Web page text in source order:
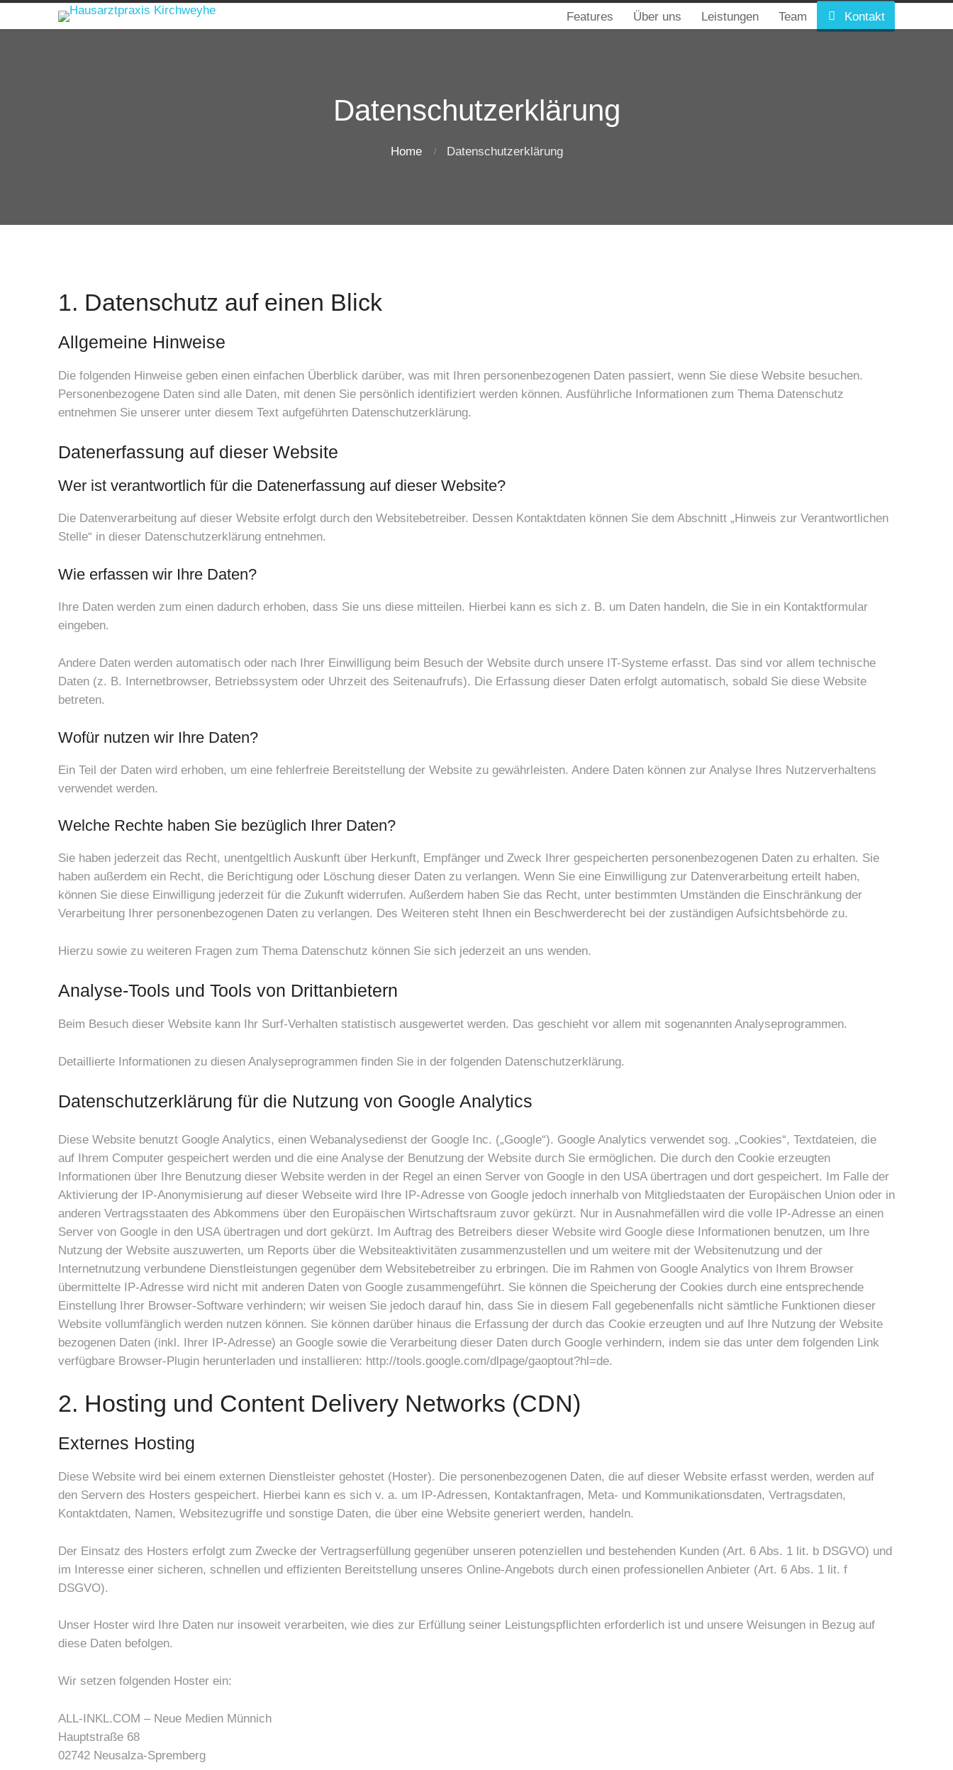
Features Über uns Leistungen Team  Kontakt
Datenschutzerklärung
Home Datenschutzerklärung
1. Datenschutz auf einen Blick
Allgemeine Hinweise
Die folgenden Hinweise geben einen einfachen Überblick darüber, was mit Ihren personenbezogenen Daten passiert, wenn Sie diese Website besuchen.
Personenbezogene Daten sind alle Daten, mit denen Sie persönlich identifiziert werden können. Ausführliche Informationen zum Thema Datenschutz
entnehmen Sie unserer unter diesem Text aufgeführten Datenschutzerklärung.
Datenerfassung auf dieser Website
Wer ist verantwortlich für die Datenerfassung auf dieser Website?
Die Datenverarbeitung auf dieser Website erfolgt durch den Websitebetreiber. Dessen Kontaktdaten können Sie dem Abschnitt „Hinweis zur Verantwortlichen
Stelle“ in dieser Datenschutzerklärung entnehmen.
Wie erfassen wir Ihre Daten?
Ihre Daten werden zum einen dadurch erhoben, dass Sie uns diese mitteilen. Hierbei kann es sich z. B. um Daten handeln, die Sie in ein Kontaktformular
eingeben.
Andere Daten werden automatisch oder nach Ihrer Einwilligung beim Besuch der Website durch unsere IT-Systeme erfasst. Das sind vor allem technische
Daten (z. B. Internetbrowser, Betriebssystem oder Uhrzeit des Seitenaufrufs). Die Erfassung dieser Daten erfolgt automatisch, sobald Sie diese Website
betreten.
Wofür nutzen wir Ihre Daten?
Ein Teil der Daten wird erhoben, um eine fehlerfreie Bereitstellung der Website zu gewährleisten. Andere Daten können zur Analyse Ihres Nutzerverhaltens
verwendet werden.
Welche Rechte haben Sie bezüglich Ihrer Daten?
Sie haben jederzeit das Recht, unentgeltlich Auskunft über Herkunft, Empfänger und Zweck Ihrer gespeicherten personenbezogenen Daten zu erhalten. Sie
haben außerdem ein Recht, die Berichtigung oder Löschung dieser Daten zu verlangen. Wenn Sie eine Einwilligung zur Datenverarbeitung erteilt haben,
können Sie diese Einwilligung jederzeit für die Zukunft widerrufen. Außerdem haben Sie das Recht, unter bestimmten Umständen die Einschränkung der
Verarbeitung Ihrer personenbezogenen Daten zu verlangen. Des Weiteren steht Ihnen ein Beschwerderecht bei der zuständigen Aufsichtsbehörde zu.
Hierzu sowie zu weiteren Fragen zum Thema Datenschutz können Sie sich jederzeit an uns wenden.
Analyse-Tools und Tools von Dritt­anbietern
Beim Besuch dieser Website kann Ihr Surf-Verhalten statistisch ausgewertet werden. Das geschieht vor allem mit sogenannten Analyseprogrammen.
Detaillierte Informationen zu diesen Analyseprogrammen finden Sie in der folgenden Datenschutzerklärung.
Datenschutzerklärung für die Nutzung von Google Analytics
Diese Website benutzt Google Analytics, einen Webanalysedienst der Google Inc. („Google“). Google Analytics verwendet sog. „Cookies“, Textdateien, die
auf Ihrem Computer gespeichert werden und die eine Analyse der Benutzung der Website durch Sie ermöglichen. Die durch den Cookie erzeugten
Informationen über Ihre Benutzung dieser Website werden in der Regel an einen Server von Google in den USA übertragen und dort gespeichert. Im Falle der
Aktivierung der IP-Anonymisierung auf dieser Webseite wird Ihre IP-Adresse von Google jedoch innerhalb von Mitgliedstaaten der Europäischen Union oder in
anderen Vertragsstaaten des Abkommens über den Europäischen Wirtschaftsraum zuvor gekürzt. Nur in Ausnahmefällen wird die volle IP-Adresse an einen
Server von Google in den USA übertragen und dort gekürzt. Im Auftrag des Betreibers dieser Website wird Google diese Informationen benutzen, um Ihre
Nutzung der Website auszuwerten, um Reports über die Websiteaktivitäten zusammenzustellen und um weitere mit der Websitenutzung und der
Internetnutzung verbundene Dienstleistungen gegenüber dem Websitebetreiber zu erbringen. Die im Rahmen von Google Analytics von Ihrem Browser
übermittelte IP-Adresse wird nicht mit anderen Daten von Google zusammengeführt. Sie können die Speicherung der Cookies durch eine entsprechende
Einstellung Ihrer Browser-Software verhindern; wir weisen Sie jedoch darauf hin, dass Sie in diesem Fall gegebenenfalls nicht sämtliche Funktionen dieser
Website vollumfänglich werden nutzen können. Sie können darüber hinaus die Erfassung der durch das Cookie erzeugten und auf Ihre Nutzung der Website
bezogenen Daten (inkl. Ihrer IP-Adresse) an Google sowie die Verarbeitung dieser Daten durch Google verhindern, indem sie das unter dem folgenden Link
verfügbare Browser-Plugin herunterladen und installieren: http://tools.google.com/dlpage/gaoptout?hl=de.
2. Hosting und Content Delivery Networks (CDN)
Externes Hosting
Diese Website wird bei einem externen Dienstleister gehostet (Hoster). Die personenbezogenen Daten, die auf dieser Website erfasst werden, werden auf
den Servern des Hosters gespeichert. Hierbei kann es sich v. a. um IP-Adressen, Kontaktanfragen, Meta- und Kommunikationsdaten, Vertragsdaten,
Kontaktdaten, Namen, Websitezugriffe und sonstige Daten, die über eine Website generiert werden, handeln.
Der Einsatz des Hosters erfolgt zum Zwecke der Vertragserfüllung gegenüber unseren potenziellen und bestehenden Kunden (Art. 6 Abs. 1 lit. b DSGVO) und
im Interesse einer sicheren, schnellen und effizienten Bereitstellung unseres Online-Angebots durch einen professionellen Anbieter (Art. 6 Abs. 1 lit. f
DSGVO).
Unser Hoster wird Ihre Daten nur insoweit verarbeiten, wie dies zur Erfüllung seiner Leistungspflichten erforderlich ist und unsere Weisungen in Bezug auf
diese Daten befolgen.
Wir setzen folgenden Hoster ein:
ALL-INKL.COM – Neue Medien Münnich
Hauptstraße 68
02742 Neusalza-Spremberg